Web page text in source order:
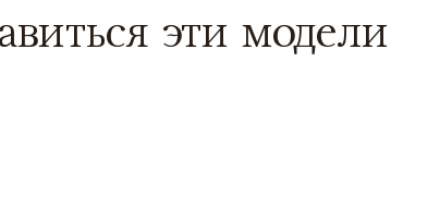
эти модели